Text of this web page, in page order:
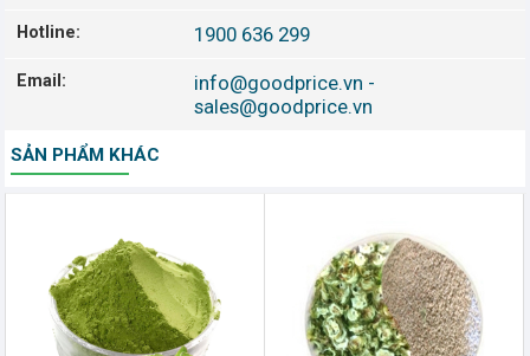
Hotline: 1900 636 299
Email: info@goodprice.vn -
sales@goodprice.vn
SẢN PHẨM KHÁC